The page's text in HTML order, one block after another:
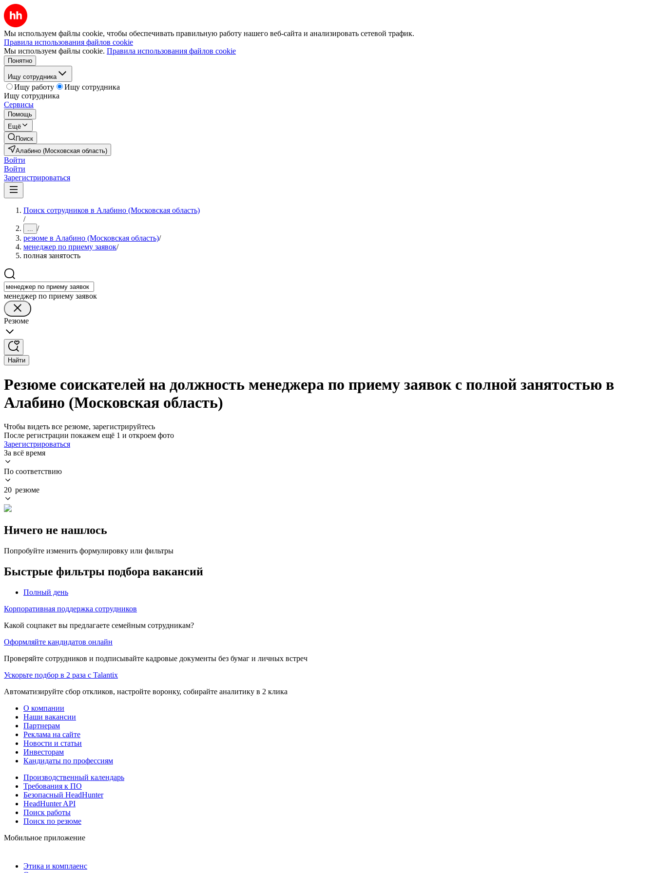
Мы используем файлы cookie, чтобы обеспечивать правильную работу нашего веб-сайта и анализировать сетевой трафик.
Правила использования файлов cookie
Мы используем файлы cookie. Правила использования файлов cookie
Понятно
Ищу сотрудника
Ищу работу
Ищу сотрудника
Ищу сотрудника
Сервисы
Помощь
Ещё
Поиск
Алабино (Московская область)
Войти
Войти
Зарегистрироваться
Поиск сотрудников в Алабино (Московская область)
/
... /
резюме в Алабино (Московская область)/
менеджер по приему заявок/
полная занятость
менеджер по приему заявок
Резюме
Найти
Резюме соискателей на должность менеджера по приему заявок с полной занятостью в
Алабино (Московская область)
Чтобы видеть все резюме, зарегистрируйтесь
После регистрации покажем ещё 1 и откроем фото
Зарегистрироваться
За всё время
По соответствию
20 резюме
Ничего не нашлось
Попробуйте изменить формулировку или фильтры
Быстрые фильтры подбора вакансий
Полный день
Корпоративная поддержка сотрудников
Какой соцпакет вы предлагаете семейным сотрудникам?
Оформляйте кандидатов онлайн
Проверяйте сотрудников и подписывайте кадровые документы без бумаг и личных встреч
Ускорьте подбор в 2 раза с Talantix
Автоматизируйте сбор откликов, настройте воронку, собирайте аналитику в 2 клика
О компании
Наши вакансии
Партнерам
Реклама на сайте
Новости и статьи
Инвесторам
Кандидаты по профессиям
Производственный календарь
Требования к ПО
Безопасный HeadHunter
HeadHunter API
Поиск работы
Поиск по резюме
Мобильное приложение
Этика и комплаенс